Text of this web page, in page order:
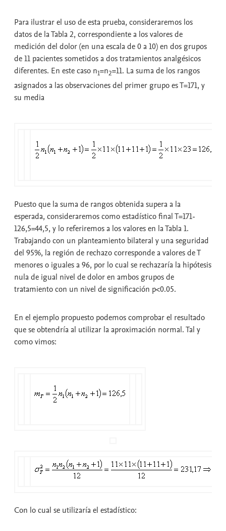
Para ilustrar el uso de esta prueba, consideraremos los
datos de la Tabla 2, correspondiente a los valores de
medición del dolor (en una escala de 0 a 10) en dos grupos
de 11 pacientes sometidos a dos tratamientos analgésicos
diferentes. En este caso n1=n2=11. La suma de los rangos
asignados a las observaciones del primer grupo es T=171, y
su media
Puesto que la suma de rangos obtenida supera a la
esperada, consideraremos como estadístico final T=171-
126,5=44,5, y lo referiremos a los valores en la Tabla 1.
Trabajando con un planteamiento bilateral y una seguridad
del 95%, la región de rechazo corresponde a valores de T
menores o iguales a 96, por lo cual se rechazaría la hipótesis
nula de igual nivel de dolor en ambos grupos de
tratamiento con un nivel de significación p<0.05.
En el ejemplo propuesto podemos comprobar el resultado
que se obtendría al utilizar la aproximación normal. Tal y
como vimos:
Con lo cual se utilizaría el estadístico: